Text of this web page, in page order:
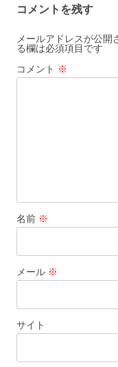
コメントを残す
メールアドレスが公開
る欄は必須項目です
コメント ※
名前 ※
メール ※
サイト